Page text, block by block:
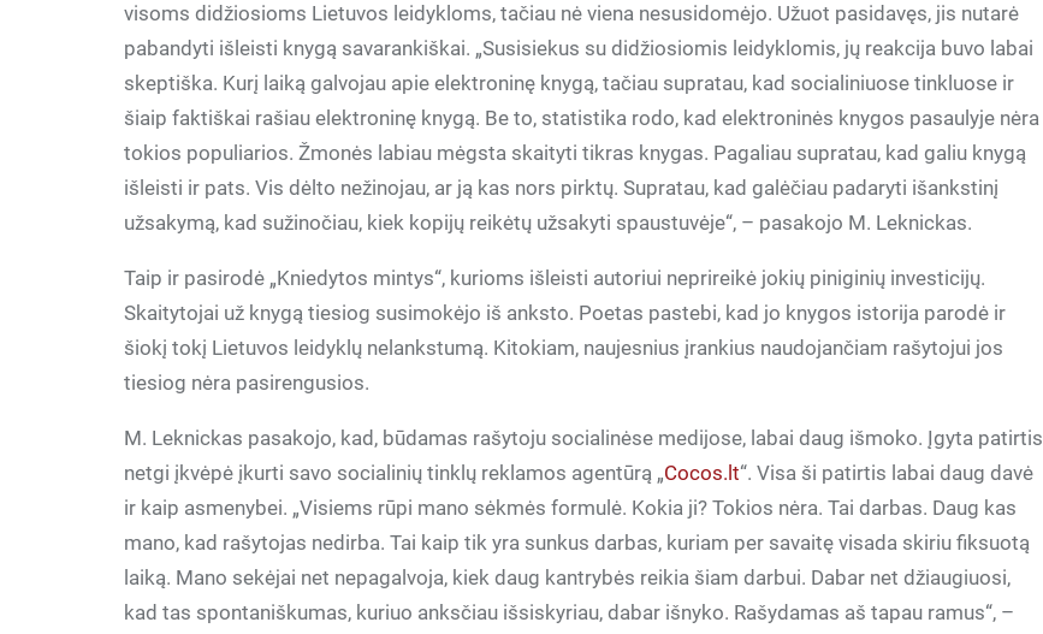
visoms didžiosioms Lietuvos leidykloms, tačiau nė viena nesusidomėjo. Užuot pasidavęs, jis nutarė
pabandyti išleisti knygą savarankiškai. „Susisiekus su didžiosiomis leidyklomis, jų reakcija buvo labai
skeptiška. Kurį laiką galvojau apie elektroninę knygą, tačiau supratau, kad socialiniuose tinkluose ir
šiaip faktiškai rašiau elektroninę knygą. Be to, statistika rodo, kad elektroninės knygos pasaulyje nėra
tokios populiarios. Žmonės labiau mėgsta skaityti tikras knygas. Pagaliau supratau, kad galiu knygą
išleisti ir pats. Vis dėlto nežinojau, ar ją kas nors pirktų. Supratau, kad galėčiau padaryti išankstinį
užsakymą, kad sužinočiau, kiek kopijų reikėtų užsakyti spaustuvėje“, – pasakojo M. Leknickas.
Taip ir pasirodė „Kniedytos mintys“, kurioms išleisti autoriui neprireikė jokių piniginių investicijų.
Skaitytojai už knygą tiesiog susimokėjo iš anksto. Poetas pastebi, kad jo knygos istorija parodė ir
šiokį tokį Lietuvos leidyklų nelankstumą. Kitokiam, naujesnius įrankius naudojančiam rašytojui jos
tiesiog nėra pasirengusios.
M. Leknickas pasakojo, kad, būdamas rašytoju socialinėse medijose, labai daug išmoko. Įgyta patirtis
netgi įkvėpė įkurti savo socialinių tinklų reklamos agentūrą „Cocos.lt“. Visa ši patirtis labai daug davė
ir kaip asmenybei. „Visiems rūpi mano sėkmės formulė. Kokia ji? Tokios nėra. Tai darbas. Daug kas
mano, kad rašytojas nedirba. Tai kaip tik yra sunkus darbas, kuriam per savaitę visada skiriu fiksuotą
laiką. Mano sekėjai net nepagalvoja, kiek daug kantrybės reikia šiam darbui. Dabar net džiaugiuosi,
kad tas spontaniškumas, kuriuo anksčiau išsiskyriau, dabar išnyko. Rašydamas aš tapau ramus“, –